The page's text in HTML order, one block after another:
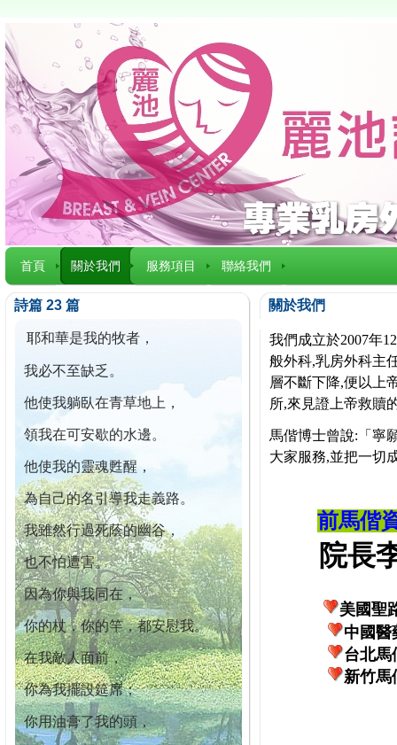
首頁 關於我們 服務項目 聯絡我們
詩篇 23 篇
耶和華是我的牧者，
我必不至缺乏。
他使我躺臥在青草地上，
領我在可安歇的水邊。
他使我的靈魂甦醒，
為自己的名引導我走義路。
我雖然行過死蔭的幽谷，
也不怕遭害。
因為你與我同在，
你的杖，你的竿，都安慰我。
在我敵人面前，
你為我擺設筵席；
你用油膏了我的頭，
關於我們
我們成立於2007年
般外科,乳房外科主
層不斷下降,便以上
所,來見證上帝救贖
馬偕博士曾說:「寧
大家服務,並把一切
前馬偕
院長李
美國聖
中國醫
台北馬
新竹馬